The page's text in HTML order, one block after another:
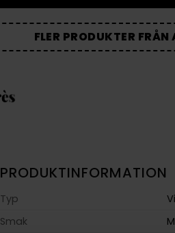
FLER PRODUKTER FRÅN
PRODUKTINFORMATION
Typ
Smak